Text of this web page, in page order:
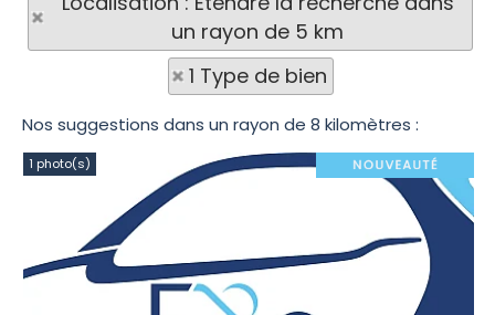
un rayon de 5 km
1 Type de bien
Nos suggestions dans un rayon de 8 kilomètres :
1 photo(s)